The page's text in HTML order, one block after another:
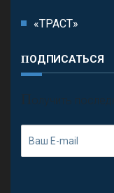
«ТРАСТ»
ПОДПИСАТЬСЯ
П олучить